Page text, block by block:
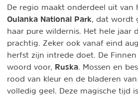
De regio maakt onderdeel uit van
Oulanka National Park , dat wordt
haar pure wildernis. Het hele jaar
prachtig. Zeker ook vanaf eind
herfst zijn intrede doet. De
woord voor, Ruska . Mossen en
rood van kleur en de bladeren
volledig geel. Deze magische tijd